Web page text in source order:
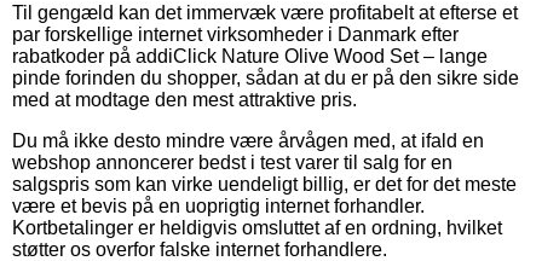
Til gengæld kan det immervæk være profitabelt at efterse et
par forskellige internet virksomheder i Danmark efter
rabatkoder på addiClick Nature Olive Wood Set – lange
pinde forinden du shopper, sådan at du er på den sikre side
med at modtage den mest attraktive pris.
Du må ikke desto mindre være årvågen med, at ifald en
webshop annoncerer bedst i test varer til salg for en
salgspris som kan virke uendeligt billig, er det for det meste
være et bevis på en uoprigtig internet forhandler.
Kortbetalinger er heldigvis omsluttet af en ordning, hvilket
støtter os overfor falske internet forhandlere.